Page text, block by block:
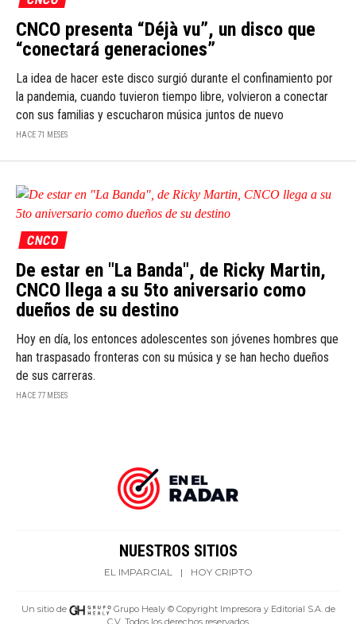
CNCO presenta “Déjà vu”, un disco que
“conectará generaciones”
La idea de hacer este disco surgió durante el confinamiento por
la pandemia, cuando tuvieron tiempo libre, volvieron a conectar
con sus familias y escucharon música juntos de nuevo
HACE 71 MESES
CNCO
De estar en "La Banda", de Ricky Martin,
CNCO llega a su 5to aniversario como
dueños de su destino
Hoy en día, los entonces adolescentes son jóvenes hombres que
han traspasado fronteras con su música y se han hecho dueños
de sus carreras.
HACE 77 MESES
NUESTROS SITIOS
EL IMPARCIAL | HOY CRIPTO
Un sitio de
Grupo Healy © Copyright Impresora y Editorial S.A. de
C.V. Todos los derechos reservados